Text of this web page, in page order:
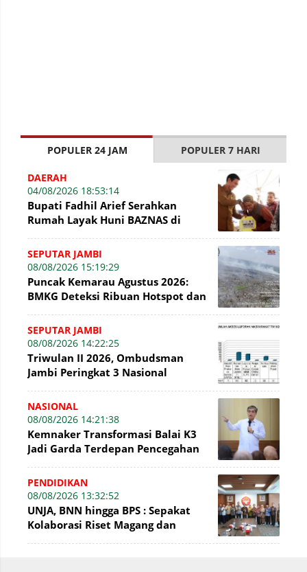
POPULER 24 JAM POPULER 7 HARI
DAERAH
04/08/2026 18:53:14
Bupati Fadhil Arief Serahkan
Rumah Layak Huni BAZNAS di
SEPUTAR JAMBI
08/08/2026 15:19:29
Puncak Kemarau Agustus 2026:
BMKG Deteksi Ribuan Hotspot dan
SEPUTAR JAMBI
08/08/2026 14:22:25
Triwulan II 2026, Ombudsman
Jambi Peringkat 3 Nasional
NASIONAL
08/08/2026 14:21:38
Kemnaker Transformasi Balai K3
Jadi Garda Terdepan Pencegahan
PENDIDIKAN
08/08/2026 13:32:52
UNJA, BNN hingga BPS : Sepakat
Kolaborasi Riset Magang dan